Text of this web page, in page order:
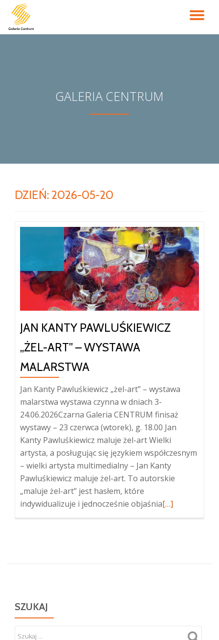
Przejdź
do
GALERIA CENTRUM
DZIEŃ: 2026-05-20
JAN KANTY PAWLUŚKIEWICZ
„ŻEL-ART” – WYSTAWA
MALARSTWA
Jan Kanty Pawluśkiewicz „żel-art” – wystawa
malarstwa wystawa czynna w dniach 3-
24.06.2026Czarna Galeria CENTRUM finisaż
wystawy – 23 czerwca (wtorek), g. 18.00 Jan
Kanty Pawluśkiewicz maluje żel-art Wielki
artysta, a posługując się językiem współczesnym
– wielki artysta multimedialny – Jan Kanty
Pawluśkiewicz maluje żel-art. To autorskie
„maluje żel-art” jest hasłem, które
indywidualizuje i jednocześnie objaśniaWięcej
art”
[…]
SZUKAJ